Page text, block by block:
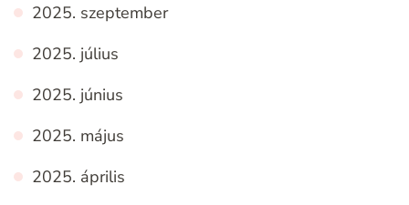
2025. szeptember
2025. július
2025. június
2025. május
2025. április